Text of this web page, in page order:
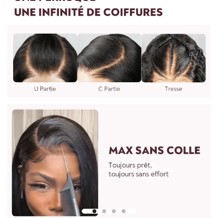
vous le souhaitez. Vous pouvez nous envoyer des photos et
nous écrire à : vip@shinehair.fr
5.Puis-je avoir un prix de gros si j'en achète plus ?
Oui, vous pouvez avoir un prix de gros si vous nous contactez
pour une commande groupée.
3.WIG MESURE